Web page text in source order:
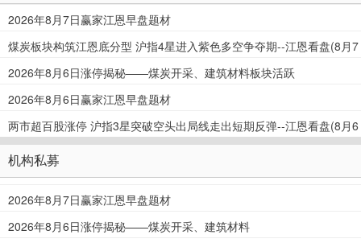
2026年8月7日赢家江恩早盘题材
煤炭板块构筑江恩底分型 沪指4星进入紫色多空争夺期--江恩看盘(8月7
2026年8月6日涨停揭秘——煤炭开采、建筑材料板块活跃
2026年8月6日赢家江恩早盘题材
两市超百股涨停 沪指3星突破空头出局线走出短期反弹--江恩看盘(8月6
日)
机构私募
2026年8月7日赢家江恩早盘题材
2026年8月6日涨停揭秘——煤炭开采、建筑材料